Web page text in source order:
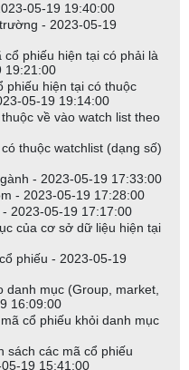
05-19 19:40:00
- 2023-05-19
phiếu hiện tại có phải là
19:21:00
phiếu hiện tại có thuộc
05-19 19:14:00
về vào watch list theo
thuộc watchlist (dạng số)
- 2023-05-19 17:33:00
- 2023-05-19 17:28:00
2023-05-19 17:17:00
của cơ sở dữ liệu hiện tại
phiếu - 2023-05-19
danh mục (Group, market,
16:09:00
cổ phiếu khỏi danh mục
sách các mã cổ phiếu
19 15:41:00